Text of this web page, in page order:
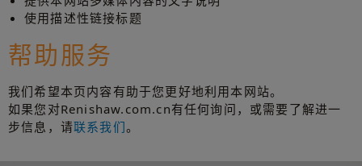
使用描述性链接标题
帮助服务
我们希望本页内容有助于您更好地利用本网站。
如果您对Renishaw.com.cn有任何询问，或需要了解进一
步信息，请联系我们。